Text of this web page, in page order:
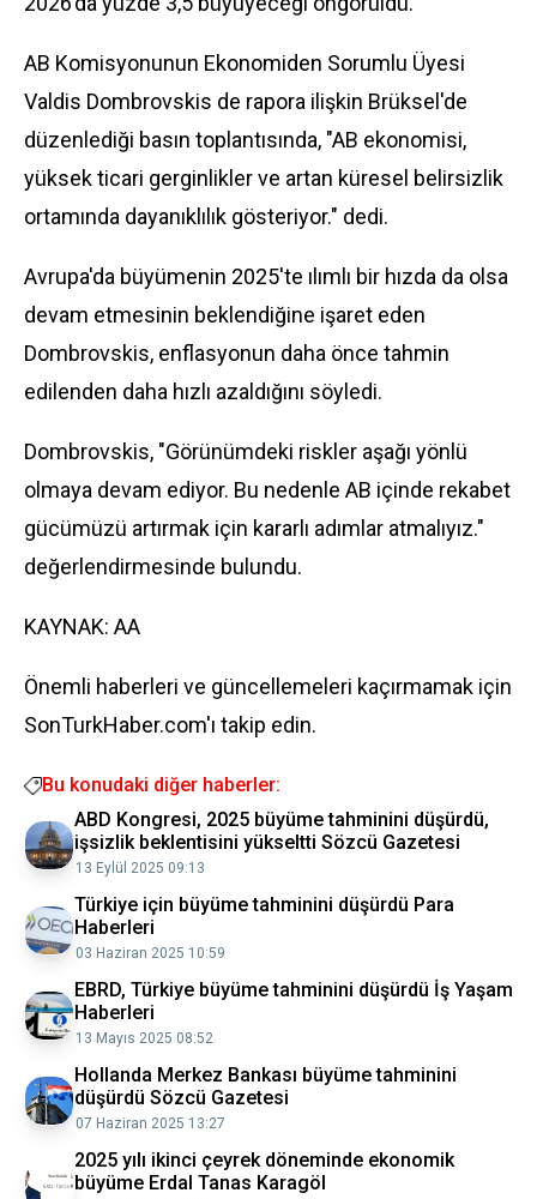
AB Komisyonunun Ekonomiden Sorumlu Üyesi
Valdis Dombrovskis de rapora ilişkin Brüksel'de
düzenlediği basın toplantısında, "AB ekonomisi,
yüksek ticari gerginlikler ve artan küresel belirsizlik
ortamında dayanıklılık gösteriyor." dedi.
Avrupa'da büyümenin 2025'te ılımlı bir hızda da olsa
devam etmesinin beklendiğine işaret eden
Dombrovskis, enflasyonun daha önce tahmin
edilenden daha hızlı azaldığını söyledi.
Dombrovskis, "Görünümdeki riskler aşağı yönlü
olmaya devam ediyor. Bu nedenle AB içinde rekabet
gücümüzü artırmak için kararlı adımlar atmalıyız."
değerlendirmesinde bulundu.
KAYNAK: AA
Önemli haberleri ve güncellemeleri kaçırmamak için
SonTurkHaber.com'ı takip edin.
Bu konudaki diğer haberler:
ABD Kongresi, 2025 büyüme tahminini düşürdü,
işsizlik beklentisini yükseltti Sözcü Gazetesi
13 Eylül 2025 09:13
Türkiye için büyüme tahminini düşürdü Para
Haberleri
03 Haziran 2025 10:59
EBRD, Türkiye büyüme tahminini düşürdü İş Yaşam
Haberleri
13 Mayıs 2025 08:52
Hollanda Merkez Bankası büyüme tahminini
düşürdü Sözcü Gazetesi
07 Haziran 2025 13:27
2025 yılı ikinci çeyrek döneminde ekonomik
büyüme Erdal Tanas Karagöl